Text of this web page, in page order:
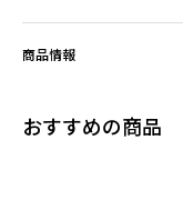
商品情報
おすすめの商品